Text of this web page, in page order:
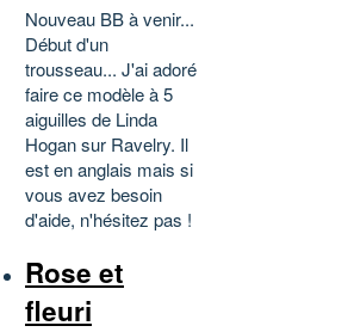
Nouveau BB à venir...
Début d'un
trousseau... J'ai adoré
faire ce modèle à 5
aiguilles de Linda
Hogan sur Ravelry. Il
est en anglais mais si
vous avez besoin
d'aide, n'hésitez pas !
Rose et
fleuri